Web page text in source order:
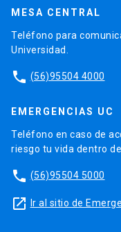
MESA CENTRAL
Teléfono para
Universidad.
phone (56)95504 4000
EMERGENCIAS UC
Teléfono en caso de
riesgo tu vida dentro
phone (56)95504 5000
launch Ir al sitio de